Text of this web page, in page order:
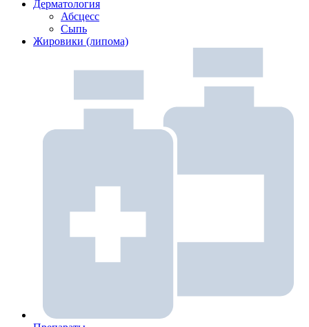
Дерматология
Абсцесс
Сыпь
Жировики (липома)